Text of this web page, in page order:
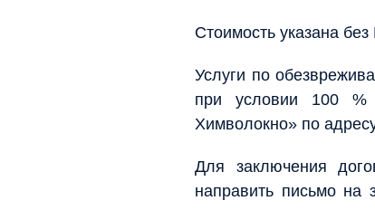
Стоимость указана
Услуги по
при условии 100 %
Химволокно» по
Для заключения
направить письмо на